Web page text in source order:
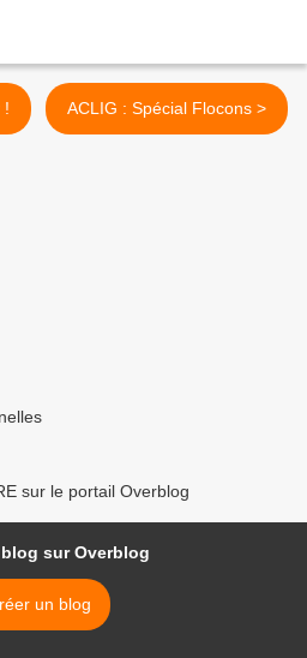
! ACLIG : Spécial Flocons >
sur le portail Overblog
sur Overblog
un blog